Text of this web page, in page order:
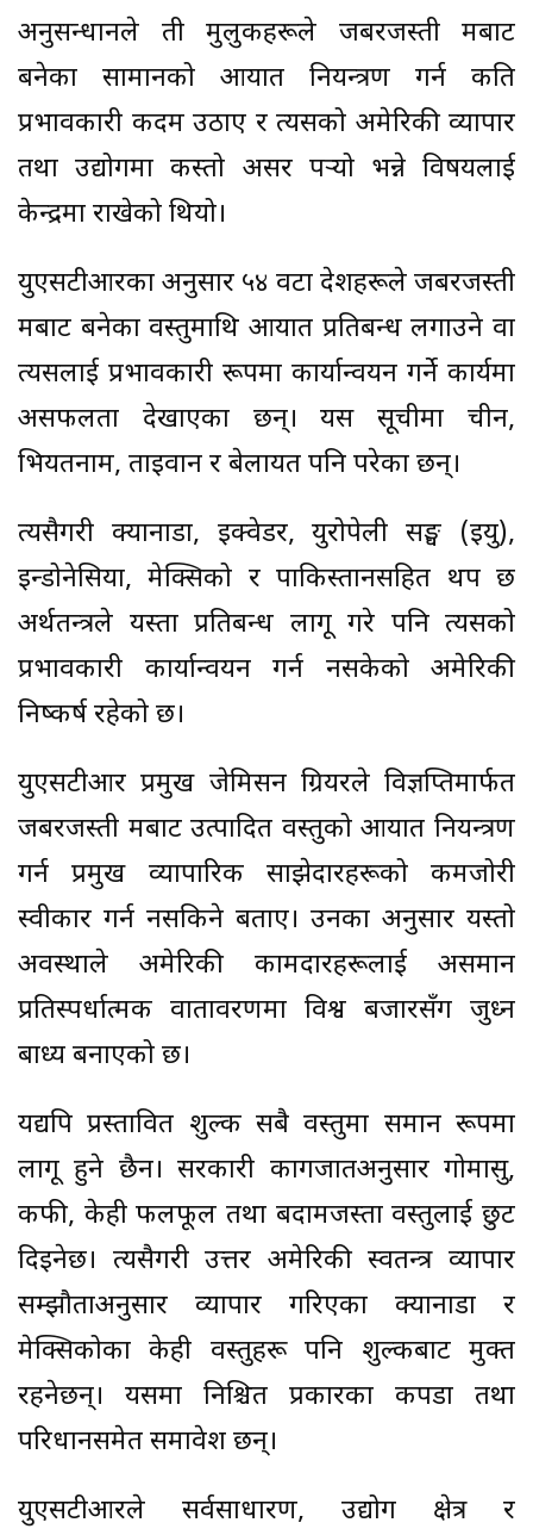
अनुसन्धानले ती मुलुकहरूले जबरजस्ती श्रमबाट
बनेका सामानको आयात नियन्त्रण गर्न कति
प्रभावकारी कदम उठाए र त्यसको अमेरिकी व्यापार
तथा उद्योगमा कस्तो असर पर्‍यो भन्ने विषयलाई
केन्द्रमा राखेको थियो।
युएसटीआरका अनुसार ५४ वटा देशहरूले जबरजस्ती
श्रमबाट बनेका वस्तुमाथि आयात प्रतिबन्ध लगाउने वा
त्यसलाई प्रभावकारी रूपमा कार्यान्वयन गर्ने कार्यमा
असफलता देखाएका छन्। यस सूचीमा चीन,
भियतनाम, ताइवान र बेलायत पनि परेका छन्।
त्यसैगरी क्यानाडा, इक्वेडर, युरोपेली सङ्घ (इयु),
इन्डोनेसिया, मेक्सिको र पाकिस्तानसहित थप छ
अर्थतन्त्रले यस्ता प्रतिबन्ध लागू गरे पनि त्यसको
प्रभावकारी कार्यान्वयन गर्न नसकेको अमेरिकी
निष्कर्ष रहेको छ।
युएसटीआर प्रमुख जेमिसन ग्रियरले विज्ञप्तिमार्फत
जबरजस्ती श्रमबाट उत्पादित वस्तुको आयात नियन्त्रण
गर्न प्रमुख व्यापारिक साझेदारहरूको कमजोरी
स्वीकार गर्न नसकिने बताए। उनका अनुसार यस्तो
अवस्थाले अमेरिकी कामदारहरूलाई असमान
प्रतिस्पर्धात्मक वातावरणमा विश्व बजारसँग जुध्न
बाध्य बनाएको छ।
यद्यपि प्रस्तावित शुल्क सबै वस्तुमा समान रूपमा
लागू हुने छैन। सरकारी कागजातअनुसार गोमासु,
कफी, केही फलफूल तथा बदामजस्ता वस्तुलाई छुट
दिइनेछ। त्यसैगरी उत्तर अमेरिकी स्वतन्त्र व्यापार
सम्झौताअनुसार व्यापार गरिएका क्यानाडा र
मेक्सिकोका केही वस्तुहरू पनि शुल्कबाट मुक्त
रहनेछन्। यसमा निश्चित प्रकारका कपडा तथा
परिधानसमेत समावेश छन्।
युएसटीआरले सर्वसाधारण, उद्योग क्षेत्र र